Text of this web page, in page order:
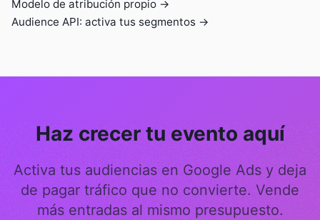
Modelo de atribución propio →
Audience API: activa tus segmentos →
Haz crecer tu evento aquí
Activa tus audiencias en Google Ads y deja
de pagar tráfico que no convierte. Vende
más entradas al mismo presupuesto.